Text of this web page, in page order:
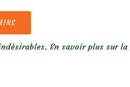
En savoir plus sur